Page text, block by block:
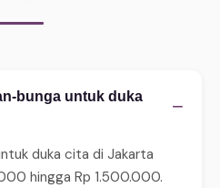
bunga untuk duka
−
duka cita di Jakarta
hingga Rp 1.500.000.